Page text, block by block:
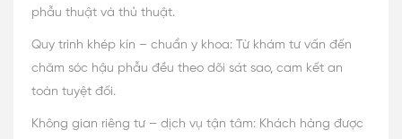
phẫu thuật và thủ thuật.
Quy trình khép kín – chuẩn y khoa: Từ khám tư vấn đến
chăm sóc hậu phẫu đều theo dõi sát sao, cam kết an
toàn tuyệt đối.
Không gian riêng tư – dịch vụ tận tâm: Khách hàng được